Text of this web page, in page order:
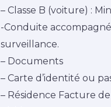
– Classe B (voiture) :
-Conduite
surveillance.
– Documents
– Carte d’identité ou
– Résidence Facture